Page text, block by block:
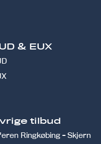
& EUX
tilbud
Ringkøbing - Skjern